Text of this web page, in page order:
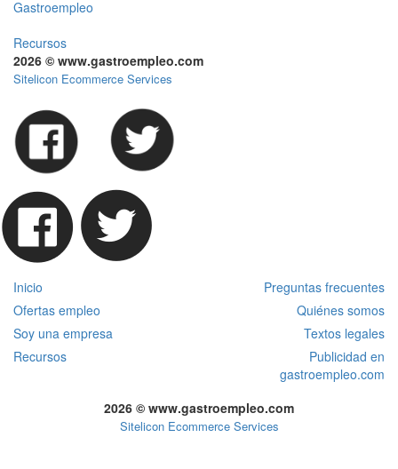
Gastroempleo
Recursos
2026 © www.gastroempleo.com
Sitelicon Ecommerce Services
Inicio
Preguntas frecuentes
Ofertas empleo
Quiénes somos
Soy una empresa
Textos legales
Recursos
Publicidad en
gastroempleo.com
2026 © www.gastroempleo.com
Sitelicon Ecommerce Services